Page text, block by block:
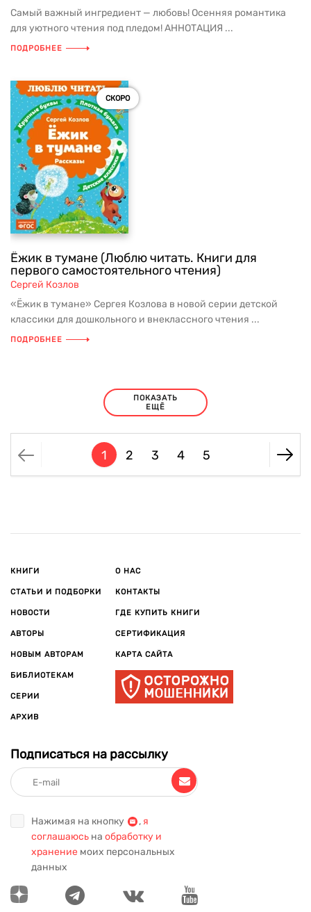
Самый важный ингредиент — любовь! Осенняя романтика
для уютного чтения под пледом! АННОТАЦИЯ ...
ПОДРОБНЕЕ
СКОРО
Ёжик в тумане (Люблю читать. Книги для
первого самостоятельного чтения)
Сергей Козлов
«Ёжик в тумане» Сергея Козлова в новой серии детской
классики для дошкольного и внеклассного чтения ...
ПОДРОБНЕЕ
ПОКАЗАТЬ
ЕЩЁ
1 2 3 4 5
КНИГИ
СТАТЬИ И ПОДБОРКИ
НОВОСТИ
АВТОРЫ
НОВЫМ АВТОРАМ
БИБЛИОТЕКАМ
СЕРИИ
АРХИВ
О НАС
КОНТАКТЫ
ГДЕ КУПИТЬ КНИГИ
СЕРТИФИКАЦИЯ
КАРТА САЙТА
Подписаться на рассылку
Нажимая на кнопку , я
соглашаюсь на обработку и
хранение моих персональных
данных